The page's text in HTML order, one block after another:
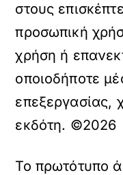
στους
προσωπική
χρήση ή
οποιοδήποτε
επεξεργασίας,
εκδότη. ©2026
Το πρωτότυπο